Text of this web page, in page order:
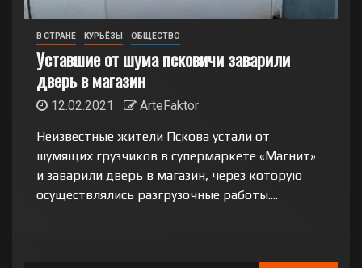
В СТРАНЕ КУРЬЁЗЫ ОБЩЕСТВО
Уставшие от шума псковичи заварили
дверь в магазин
12.02.2021
ArteFaktor
Неизвестные жители Пскова устали от
шумящих грузчиков в супермаркете «Магнит»
и заварили дверь в магазин, через которую
осуществлялись разгрузочные работы....